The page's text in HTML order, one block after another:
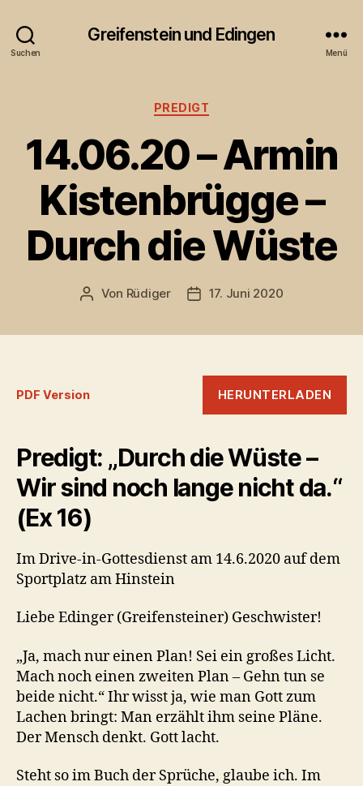
Suchen
Greifenstein und Edingen
Menü
Kategorien
PREDIGT
14.06.20 – Armin
Kistenbrügge –
Durch die Wüste
Beitragsautor
Von Rüdiger Veröffentlichungsdatum
17. Juni 2020
PDF Version HERUNTERLADEN
Predigt: „Durch die Wüste –
Wir sind noch lange nicht da.“
(Ex 16)
Im Drive-in-Gottesdienst am 14.6.2020 auf dem
Sportplatz am Hinstein
Liebe Edinger (Greifensteiner) Geschwister!
„Ja, mach nur einen Plan! Sei ein großes Licht.
Mach noch einen zweiten Plan – Gehn tun se
beide nicht.“ Ihr wisst ja, wie man Gott zum
Lachen bringt: Man erzählt ihm seine Pläne.
Der Mensch denkt. Gott lacht.
Steht so im Buch der Sprüche, glaube ich. Im